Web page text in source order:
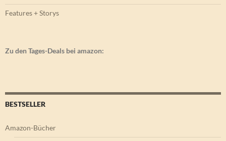
Features + Storys
Zu den Tages-Deals bei amazon:
BESTSELLER
Amazon-Bücher